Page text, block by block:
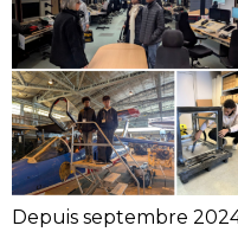
Depuis septembre